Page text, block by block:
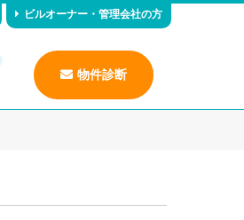
ビルオーナー・管理会社の方
物件診断